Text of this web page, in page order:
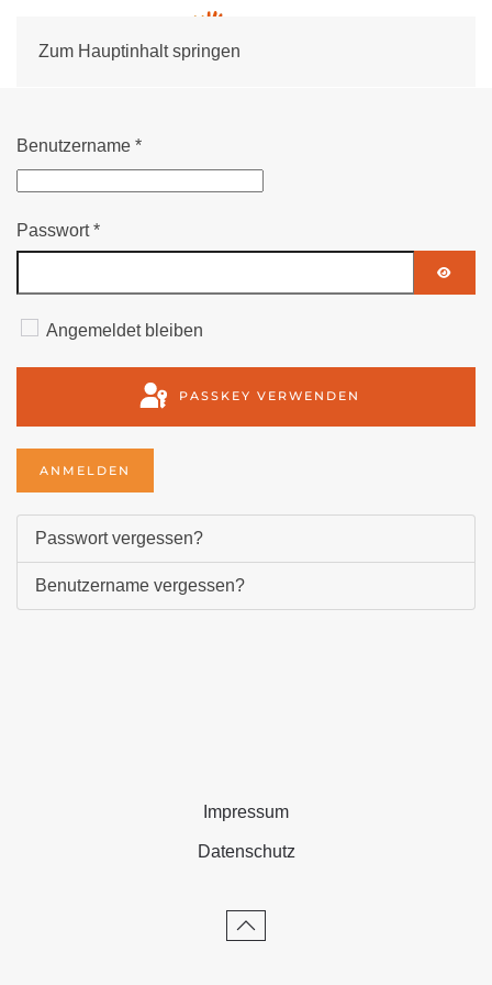
Zum Hauptinhalt springen
Benutzername *
Passwort*
Angemeldet bleiben
PASSKEY VERWENDEN
ANMELDEN
Passwort vergessen?
Benutzername vergessen?
Impressum
Datenschutz